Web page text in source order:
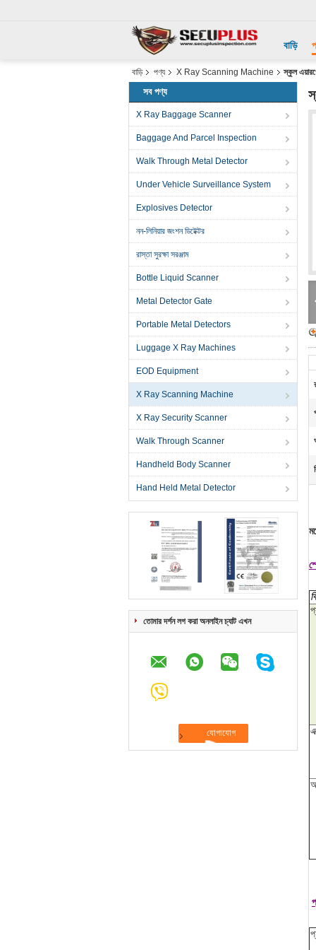
বাড়ি
বাড়ি পণ্য X Ray Scanning Machine স্কুল
সব পণ্য
X Ray Baggage Scanner
Baggage And Parcel Inspection
Walk Through Metal Detector
Under Vehicle Surveillance System
Explosives Detector
নন-লিনিয়ার জংশন ডিটেক্টর
রাস্তা সুরক্ষা সরঞ্জাম
Bottle Liquid Scanner
Metal Detector Gate
Portable Metal Detectors
Luggage X Ray Machines
EOD Equipment
X Ray Scanning Machine
X Ray Security Scanner
Walk Through Scanner
Handheld Body Scanner
Hand Held Metal Detector
তোমার দর্শন লগ করা অনলাইন চ্যাট এখন